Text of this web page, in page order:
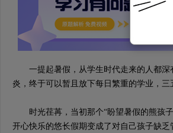
一提起暑假，从学生时代走来的人都深
炎，终于可以暂且放下每日繁重的学业，
时光荏苒，当初那个“盼望暑假的熊孩子
开心快乐的悠长假期变成了对自己孩子缺乏